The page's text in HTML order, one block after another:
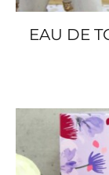
EAU DE